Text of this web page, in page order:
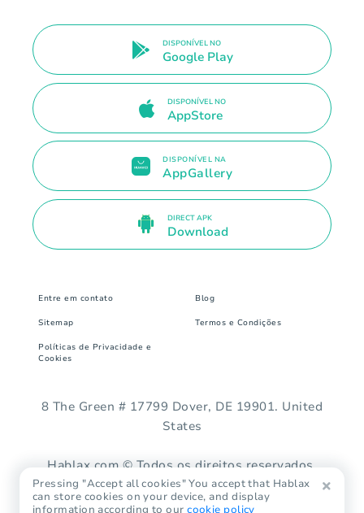
DISPONÍVEL NO
Google Play
DISPONÍVEL NO
AppStore
DISPONÍVEL NA
AppGallery
DIRECT APK
Download
Entre em contato Blog
Sitemap Termos e Condições
Políticas de Privacidade e
Cookies
8 The Green # 17799 Dover, DE 19901. United
States
Hablax.com © Todos os direitos reservados.
Pressing "Accept all cookies" You accept that Hablax
can store cookies on your device, and display
information according to ourcookie policy